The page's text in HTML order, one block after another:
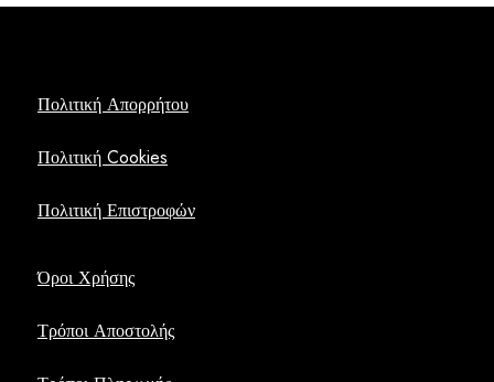
Πολιτική Απορρήτου
Πολιτική Cookies
Πολιτική Επιστροφών
Όροι Χρήσης
Τρόποι Αποστολής